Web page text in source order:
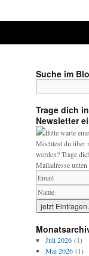
Suche im
Trage dich
Newsletter
Bitte warte
Möchtest du über
werden? Trage
Mailadresse unten
Juli 2026(1)
Mai 2026(1)